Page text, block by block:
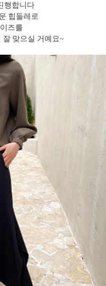
행합니다
힙둘레로
즈를
맞으실 거예요~